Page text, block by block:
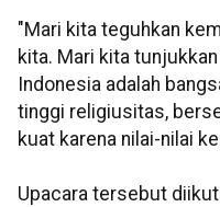
"Mari kita teguhkan
kita. Mari kita
Indonesia adalah
tinggi religiusitas,
kuat karena nilai-nilai
Upacara tersebut